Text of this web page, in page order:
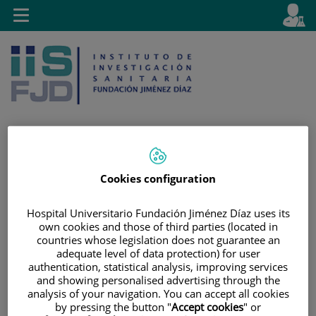
Jump to content
Active
en
Toggle
navigation
Cookies configuration
Hospital Universitario Fundación Jiménez Díaz uses its
own cookies and those of third parties (located in
countries whose legislation does not guarantee an
adequate level of data protection) for user
authentication, statistical analysis, improving services
and showing personalised advertising through the
analysis of your navigation. You can accept all cookies
by pressing the button "Accept cookies" or